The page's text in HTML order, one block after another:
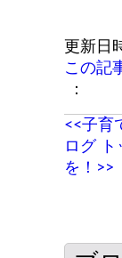
更新日
この記
：
<<子育
ログ ト
を！>>